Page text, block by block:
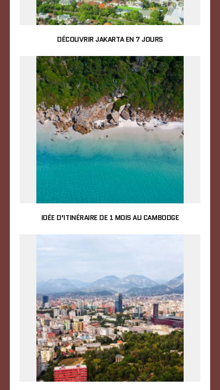
DÉCOUVRIR JAKARTA EN 7 JOURS
IDÉE D’ITINÉRAIRE DE 1 MOIS AU CAMBODGE